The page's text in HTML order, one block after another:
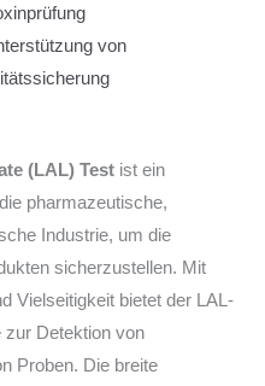
von
(LAL) Test ist ein
pharmazeutische,
Industrie, um die
sicherzustellen. Mit
Vielseitigkeit bietet der LAL-
zur Detektion von
Proben. Die breite